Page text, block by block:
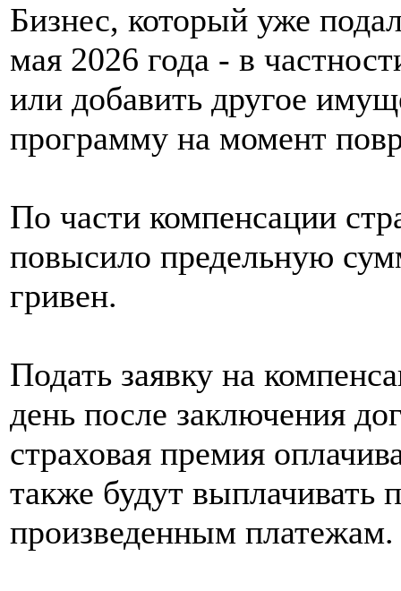
Бизнес, который уже
мая 2026 года - в
или добавить другое
программу на момент
По части компенсации
повысило предельную
гривен.
Подать заявку на
день после заключения
страховая премия
также будут выплачивать
произведенным платежам.